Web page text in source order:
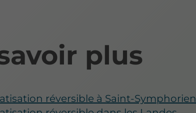
plus
réversible à Saint-Symphorien